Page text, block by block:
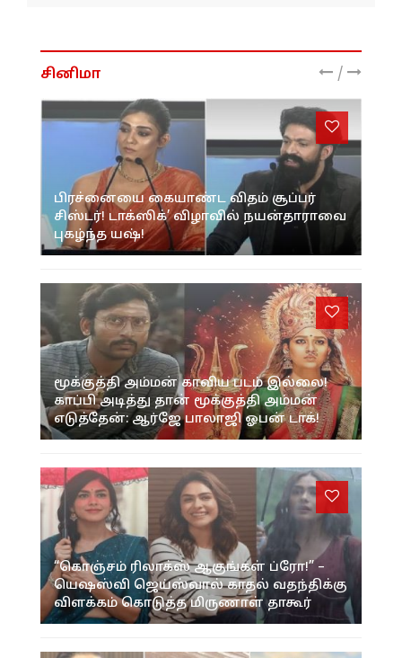
சினிமா /
பிரச்னையை கையாண்ட விதம் சூப்பர்
சிஸ்டர்! டாக்ஸிக்’ விழாவில் நயன்தாராவை
புகழ்ந்த யஷ்!
மூக்குத்தி அம்மன் காவிய படம் இல்லை!
காப்பி அடித்து தான் மூக்குத்தி அம்மன்
எடுத்தேன்: ஆர்ஜே பாலாஜி ஓபன் டாக்!
“கொஞ்சம் ரிலாக்ஸ் ஆகுங்கள் ப்ரோ!” –
யெஷஸ்வி ஜெய்ஸ்வால் காதல் வதந்திக்கு
விளக்கம் கொடுத்த மிருணாள் தாகூர்